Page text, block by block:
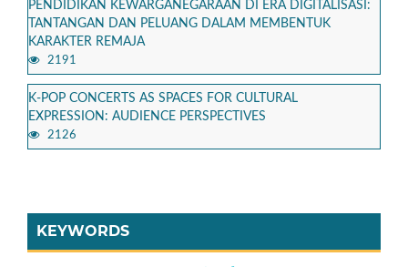
PENDIDIKAN KEWARGANEGARAAN DI ERA DIGITALISASI:
TANTANGAN DAN PELUANG DALAM MEMBENTUK
KARAKTER REMAJA
2191
K-POP CONCERTS AS SPACES FOR CULTURAL
EXPRESSION: AUDIENCE PERSPECTIVES
2126
KEYWORDS